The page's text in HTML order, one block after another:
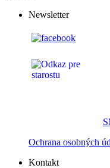
Newsletter
Ochrana osobných
Kontakt